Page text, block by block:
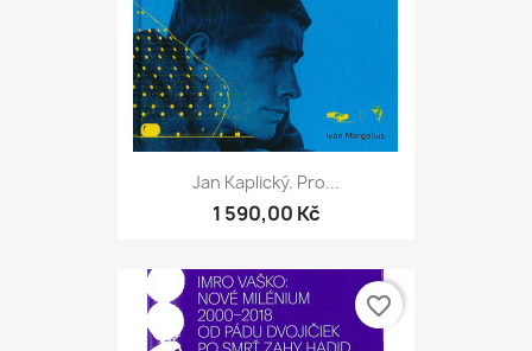
Jan Kaplický. Pro...
1 590,00 Kč
favorite_border